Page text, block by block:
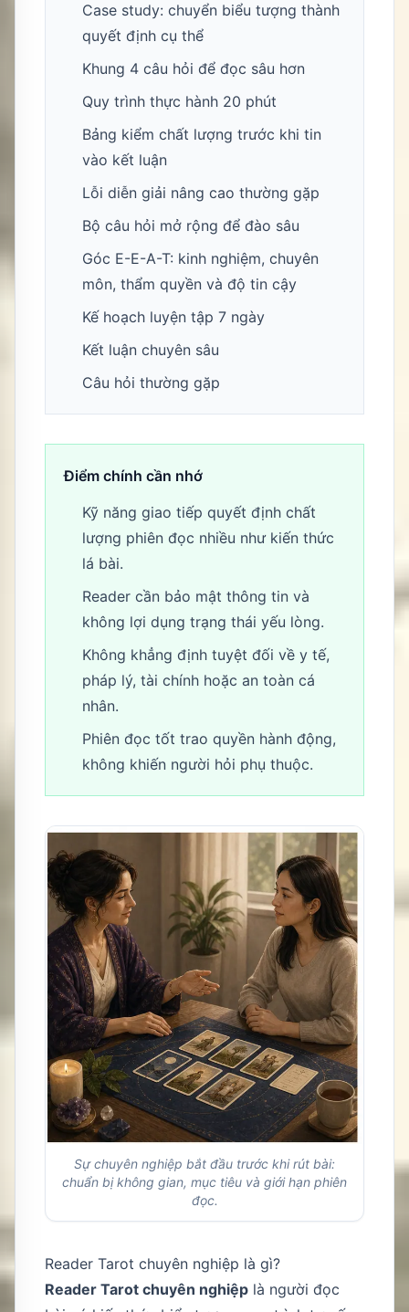
Case study: chuyển biểu tượng thành
quyết định cụ thể
Khung 4 câu hỏi để đọc sâu hơn
Quy trình thực hành 20 phút
Bảng kiểm chất lượng trước khi tin
vào kết luận
Lỗi diễn giải nâng cao thường gặp
Bộ câu hỏi mở rộng để đào sâu
Góc E-E-A-T: kinh nghiệm, chuyên
môn, thẩm quyền và độ tin cậy
Kế hoạch luyện tập 7 ngày
Kết luận chuyên sâu
Câu hỏi thường gặp
Điểm chính cần nhớ
Kỹ năng giao tiếp quyết định chất
lượng phiên đọc nhiều như kiến thức
lá bài.
Reader cần bảo mật thông tin và
không lợi dụng trạng thái yếu lòng.
Không khẳng định tuyệt đối về y tế,
pháp lý, tài chính hoặc an toàn cá
nhân.
Phiên đọc tốt trao quyền hành động,
không khiến người hỏi phụ thuộc.
Sự chuyên nghiệp bắt đầu trước khi rút bài:
chuẩn bị không gian, mục tiêu và giới hạn phiên
đọc.
Reader Tarot chuyên nghiệp là gì?
Reader Tarot chuyên nghiệp là người đọc